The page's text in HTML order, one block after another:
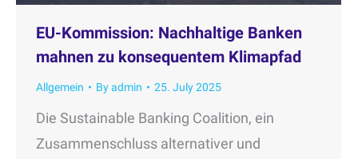
EU-Kommission: Nachhaltige Banken
mahnen zu konsequentem Klimapfad
Allgemein Byadmin 25. July 2025
Die Sustainable Banking Coalition, ein
Zusammenschluss alternativer und